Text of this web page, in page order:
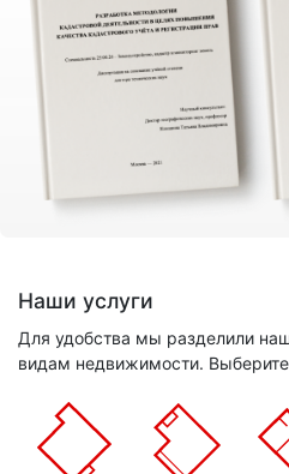
Наши услуги
Для удобства мы разделили
видам недвижимости.